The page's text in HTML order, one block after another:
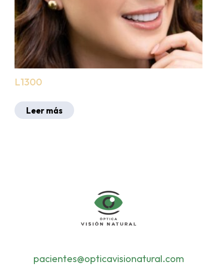
L1300
Leer más
pacientes@opticavisionatural.com